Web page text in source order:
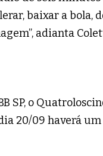
baixar a bola,
adianta
SP, o
20/09 haverá